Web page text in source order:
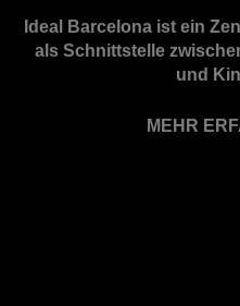
Ideal Barcelona ist ein
als Schnittstelle
und
MEHR